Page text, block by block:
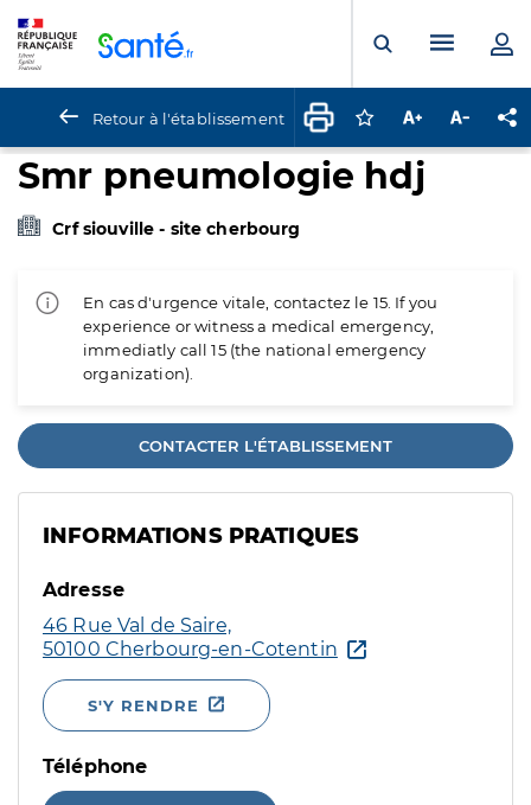
Ouvrir laMenu
Retour à l'établissement Connectez-vous
Augmenter la
Smr pneumologie hdj
Crf siouville - site cherbourg
En cas d'urgence vitale, contactez le 15. If you
experience or witness a medical emergency,
immediatly call 15 (the national emergency
organization).
CONTACTER L'ÉTABLISSEMENT
INFORMATIONS PRATIQUES
Adresse
46 Rue Val de Saire,
50100 Cherbourg-en-Cotentin
S'Y RENDRE
Téléphone